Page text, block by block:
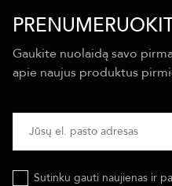
Gaukite nuolaidą savo
apie naujus produktus
Sutinku gauti naujienas ir